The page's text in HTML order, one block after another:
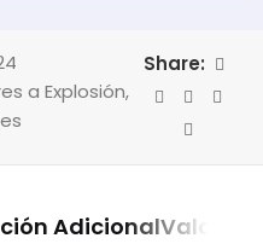
a Explosión,
Share:
Adicional